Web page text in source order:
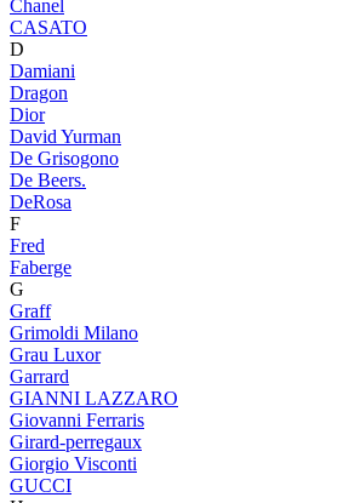
Chanel
CASATO
D
Damiani
Dragon
Dior
David Yurman
De Grisogono
De Beers.
DeRosa
F
Fred
Faberge
G
Graff
Grimoldi Milano
Grau Luxor
Garrard
GIANNI LAZZARO
Giovanni Ferraris
Girard-perregaux
Giorgio Visconti
GUCCI